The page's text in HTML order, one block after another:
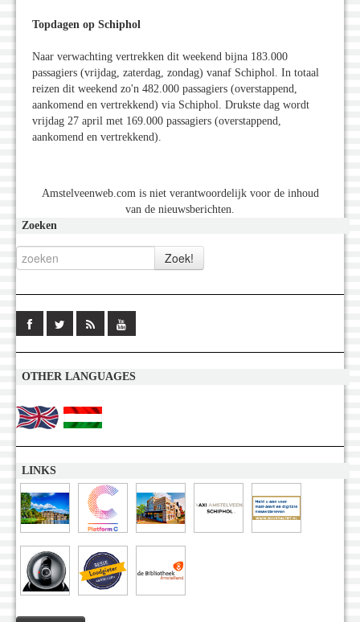
Topdagen op Schiphol
Naar verwachting vertrekken dit weekend bijna 183.000
passagiers (vrijdag, zaterdag, zondag) vanaf Schiphol. In totaal
reizen dit weekend zo'n 482.000 passagiers (overstappend,
aankomend en vertrekkend) via Schiphol. Drukste dag wordt
vrijdag 27 april met 169.000 passagiers (overstappend,
aankomend en vertrekkend).
Amstelveenweb.com is niet verantwoordelijk voor de inhoud
van de nieuwsberichten.
Zoeken
OTHER LANGUAGES
LINKS